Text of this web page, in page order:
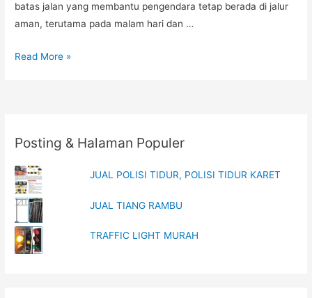
batas jalan yang membantu pengendara tetap berada di jalur
aman, terutama pada malam hari dan …
Delineator
Delineator
Jalan
Raya,
Distributor
Delineator
Besi
Read More »
Posting & Halaman Populer
JUAL POLISI TIDUR, POLISI TIDUR KARET
JUAL TIANG RAMBU
TRAFFIC LIGHT MURAH